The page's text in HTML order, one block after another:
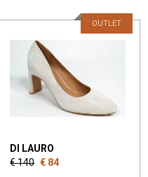
DI LAURO
€ 140 € 84
OUTLET